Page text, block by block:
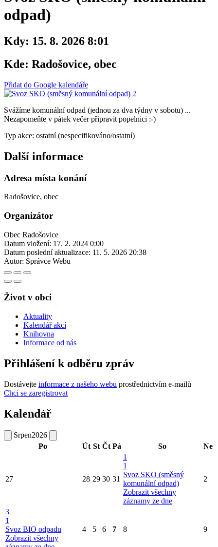
odpad)
Kdy: 15. 8. 2026 8:01
Kde: Radošovice, obec
Přidat do Google kalendáře
Svážíme komunální odpad (jednou za dva týdny v sobotu) ...
Nezapomeňte v pátek večer připravit popelnici :-)
Typ akce: ostatní (nespecifikováno/ostatní)
Další informace
Adresa místa konání
Radošovice, obec
Organizátor
Obec Radošovice
Datum vložení: 17. 2. 2024 0:00
Datum poslední aktualizace: 11. 5. 2026 20:38
Autor: Správce Webu
Život v obci
Aktuality
Kalendář akcí
Knihovna
Informace od nás
Přihlášení k odběru zpráv
Dostávejte informace z našeho webu prostřednictvím e-mailů
Chci se zaregistrovat
Kalendář
Srpen2026
Po
Út St Čt Pá So Ne
27 28 29 30 31
1
1
Svoz SKO (směsný
komunální odpad)
Zobrazit všechny
záznamy ze dne
2
3
1
Svoz BIO odpadu
Zobrazit všechny
4 5 6 7 8 9